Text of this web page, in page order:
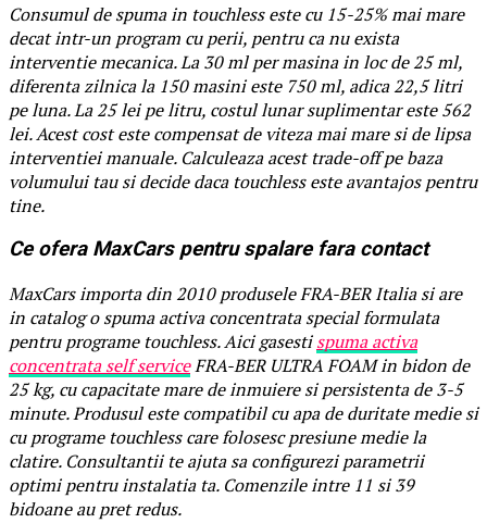
Consumul de spuma in touchless este cu 15-25% mai mare
decat intr-un program cu perii, pentru ca nu exista
interventie mecanica. La 30 ml per masina in loc de 25 ml,
diferenta zilnica la 150 masini este 750 ml, adica 22,5 litri
pe luna. La 25 lei pe litru, costul lunar suplimentar este 562
lei. Acest cost este compensat de viteza mai mare si de lipsa
interventiei manuale. Calculeaza acest trade-off pe baza
volumului tau si decide daca touchless este avantajos pentru
tine.
Ce ofera MaxCars pentru spalare fara contact
MaxCars importa din 2010 produsele FRA-BER Italia si are
in catalog o spuma activa concentrata special formulata
pentru programe touchless. Aici gasestispuma activa
concentrata self serviceFRA-BER ULTRA FOAM in bidon de
25 kg, cu capacitate mare de inmuiere si persistenta de 3-5
minute. Produsul este compatibil cu apa de duritate medie si
cu programe touchless care folosesc presiune medie la
clatire. Consultantii te ajuta sa configurezi parametrii
optimi pentru instalatia ta. Comenzile intre 11 si 39
bidoane au pret redus.